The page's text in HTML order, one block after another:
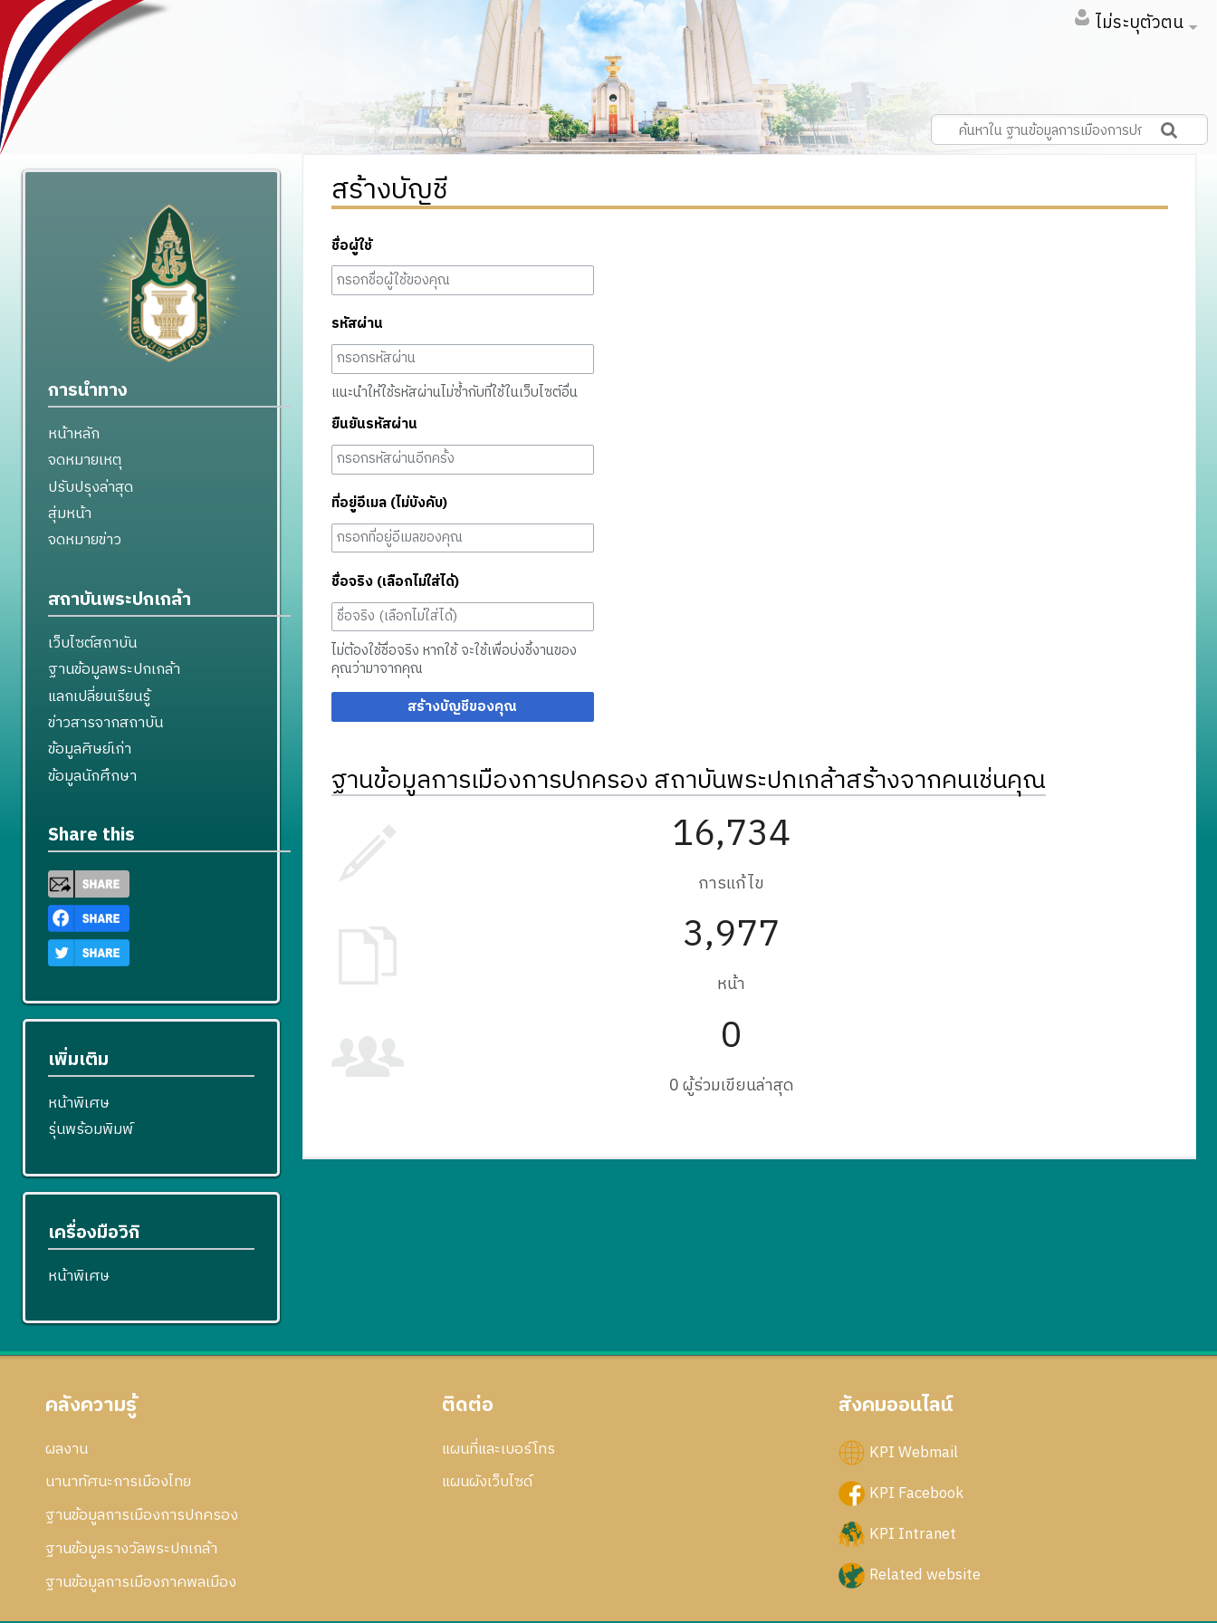
ไม่ระบุตัวตน
สร้างบัญชี
ชื่อผู้ใช้
รหัสผ่าน
แนะนำให้ใช้รหัสผ่านไม่ซ้ำกับที่ใช้ในเว็บไซต์อื่น
ยืนยันรหัสผ่าน
ที่อยู่อีเมล (ไม่บังคับ)
ชื่อจริง (เลือกไม่ใส่ได้)
ไม่ต้องใช้ชื่อจริง หากใช้ จะใช้เพื่อบ่งชี้งานของ
คุณว่ามาจากคุณ
สร้างบัญชีของคุณ
ฐานข้อมูลการเมืองการปกครอง สถาบันพระปกเกล้าสร้างจากคนเช่นคุณ
16,734
การแก้ไข
3,977
หน้า
0
0 ผู้ร่วมเขียนล่าสุด
การนำทาง
หน้าหลัก
จดหมายเหตุ
ปรับปรุงล่าสุด
สุ่มหน้า
จดหมายข่าว
สถาบันพระปกเกล้า
เว็บไซต์สถาบัน
ฐานข้อมูลพระปกเกล้า
แลกเปลี่ยนเรียนรู้
ข่าวสารจากสถาบัน
ข้อมูลศิษย์เก่า
ข้อมูลนักศึกษา
Share this
เพิ่มเติม
หน้าพิเศษ
รุ่นพร้อมพิมพ์
เครื่องมือวิกิ
หน้าพิเศษ
คลังความรู้
ผลงาน
นานาทัศนะการเมืองไทย
ฐานข้อมูลการเมืองการปกครอง
ฐานข้อมูลรางวัลพระปกเกล้า
ฐานข้อมูลการเมืองภาคพลเมือง
ติดต่อ
แผนที่และเบอร์โทร
แผนผังเว็บไซด์
สังคมออนไลน์
KPI Webmail
KPI Facebook
KPI Intranet
Related website